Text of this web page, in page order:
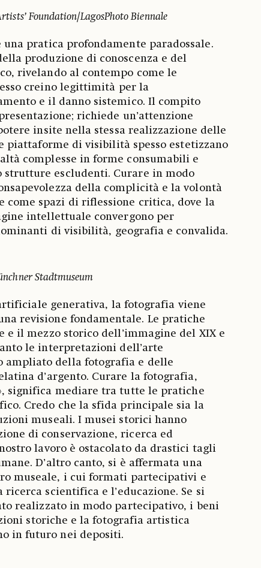
Foundation/LagosPhoto Biennale
pratica profondamente paradossale.
produzione di conoscenza e del
rivelando al contempo come le
creino legittimità per la
e il danno sistemico. Il compito
richiede un’attenzione
insite nella stessa realizzazione delle
piattaforme di visibilità spesso estetizzano
complesse in forme consumabili e
strutture escludenti. Curare in modo
della complicità e la volontà
come spazi di riflessione critica, dove la
intellettuale convergono per
di visibilità, geografia e convalida.
Stadtmuseum
generativa, la fotografia viene
revisione fondamentale. Le pratiche
il mezzo storico dell’immagine del XIX e
le interpretazioni dell’arte
ampliato della fotografia e delle
d’argento. Curare la fotografia,
significa mediare tra tutte le pratiche
Credo che la sfida principale sia la
museali. I musei storici hanno
di conservazione, ricerca ed
lavoro è ostacolato da drastici tagli
D’altro canto, si è affermata una
museale, i cui formati partecipativi e
scientifica e l’educazione. Se si
realizzato in modo partecipativo, i beni
storiche e la fotografia artistica
in futuro nei depositi.